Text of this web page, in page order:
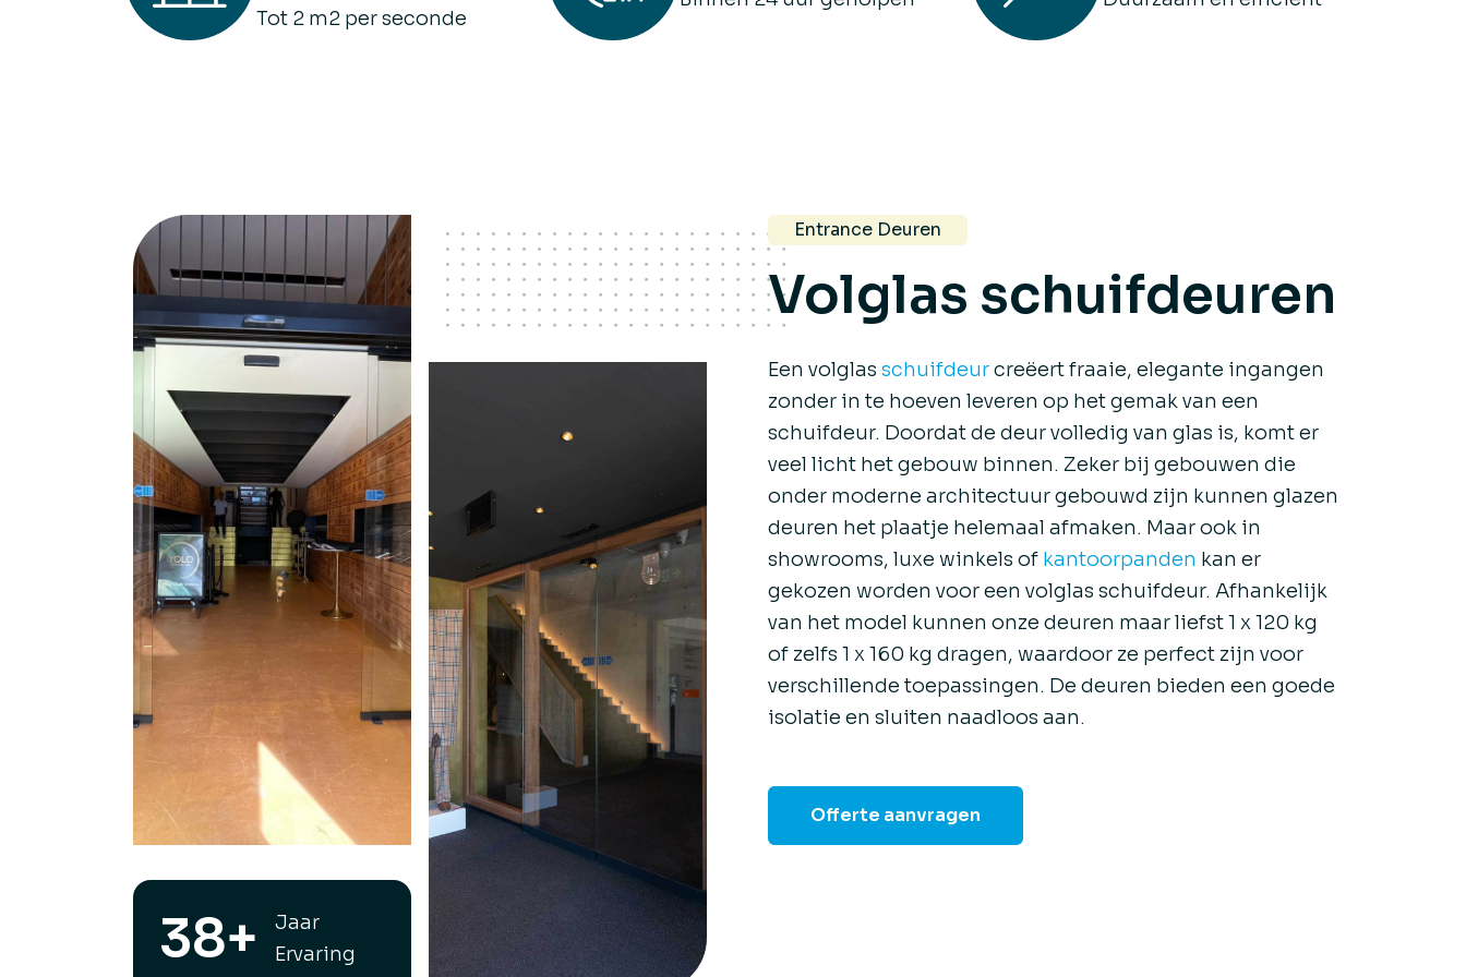
Tot 2 m2 per seconde
38+
Jaar
Ervaring
Entrance Deuren
Volglas schuifdeuren
Een volglas schuifdeurcreëert fraaie, elegante ingangen
zonder in te hoeven leveren op het gemak van een
schuifdeur. Doordat de deur volledig van glas is, komt er
veel licht het gebouw binnen. Zeker bij gebouwen die
onder moderne architectuur gebouwd zijn kunnen glazen
deuren het plaatje helemaal afmaken. Maar ook in
showrooms, luxe winkels of kantoorpanden kan er
gekozen worden voor een volglas schuifdeur. Afhankelijk
van het model kunnen onze deuren maar liefst 1 x 120 kg
of zelfs 1 x 160 kg dragen, waardoor ze perfect zijn voor
verschillende toepassingen. De deuren bieden een goede
isolatie en sluiten naadloos aan.
Offerte aanvragen